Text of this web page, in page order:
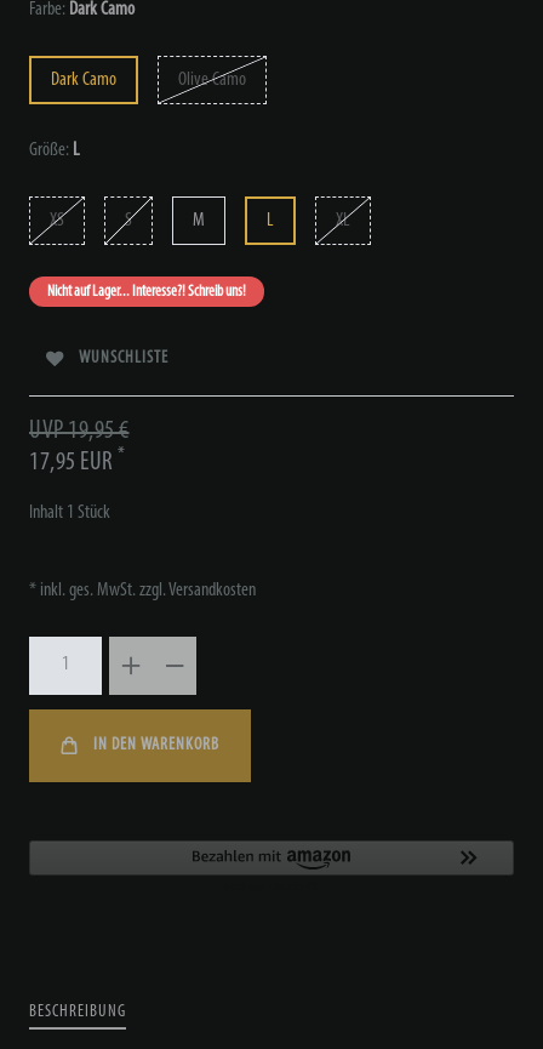
Farbe: Dark Camo
Dark Camo Olive Camo
Größe: L
XS S M L XL
Nicht auf Lager... Interesse?! Schreib uns!
WUNSCHLISTE
UVP 19,95 €
17,95 EUR *
Inhalt 1 Stück
* inkl. ges. MwSt. zzgl.Versandkosten
IN DEN WARENKORB
BESCHREIBUNG